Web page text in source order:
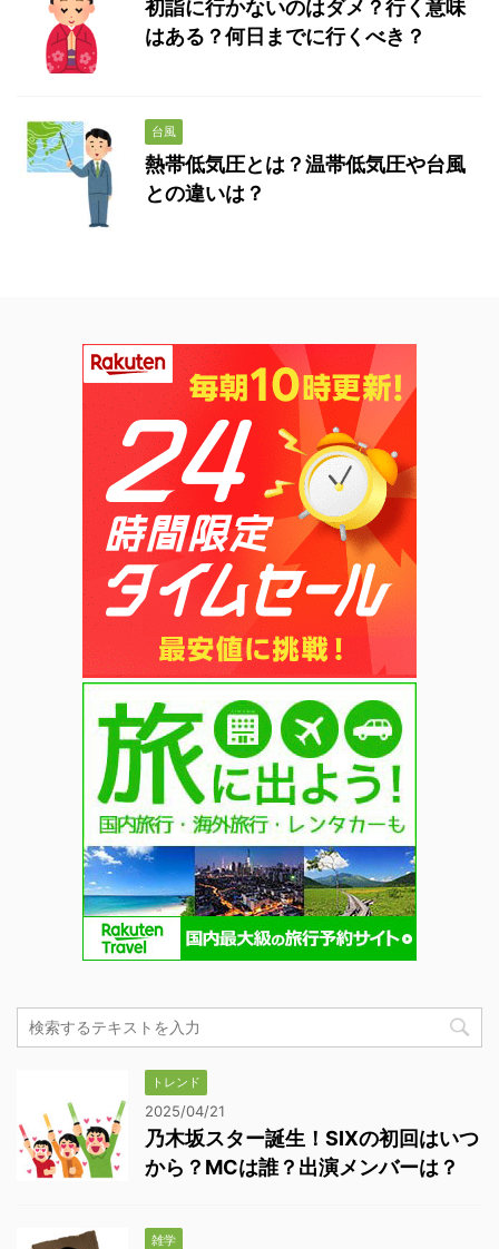
初詣に行かないのはダメ？行く意味
はある？何日までに行くべき？
台風
熱帯低気圧とは？温帯低気圧や台風
との違いは？
トレンド
2025/04/21
乃木坂スター誕生！SIXの初回はいつ
から？MCは誰？出演メンバーは？
雑学